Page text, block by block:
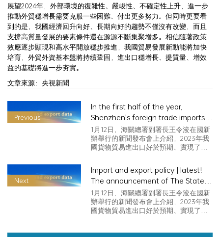
展望2024年，外部環境的復雜性、嚴峻性、不確定性上升，進一步
推動外貿穩增長需要克服一些困難、付出更多努力。但同時更要看
到的是，我國經濟回升向好、長期向好的趨勢不僅沒有改變，而且
支撐高質量發展的要素條件還在源源不斷集聚增多。相信隨著政策
效應逐步顯現和高水平開放穩步推進，我國貿易發展新動能將加快
培育，外貿外資基本盤將持續鞏固，進出口穩增長、提質量、增效
益的基礎將進一步夯實。
文章來源：央視新聞
Previous
In the first half of the year,
Shenzhen's foreign trade imports
and exports reached 1.68 trillion
yuan, with a growth rate of 3.7%
faster than the national and
1月12日，海關總署副署長王令浚在國新
辦舉行的新聞發布會上介紹，2023年我
國貨物貿易進出口好於預期、實現了
Next
Import and export policy | latest!
The announcement of The State
Council's 2024 tariff adjustment
plan was released
1月12日，海關總署副署長王令浚在國新
辦舉行的新聞發布會上介紹，2023年我
國貨物貿易進出口好於預期、實現了